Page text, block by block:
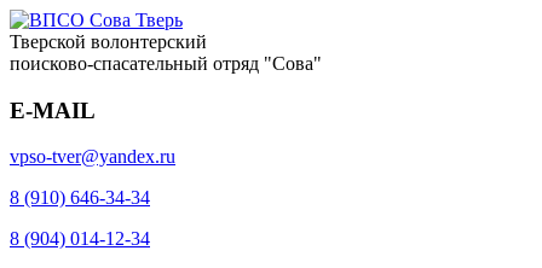
Тверской волонтерский
поисково-спасательный отряд "Сова"
E-MAIL
vpso-tver@yandex.ru
8 (910) 646-34-34
8 (904) 014-12-34